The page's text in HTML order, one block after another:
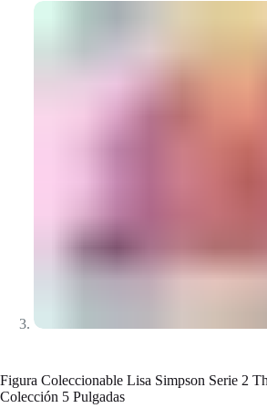
Figura Coleccionable Lisa Simpson Serie 2
Colección 5 Pulgadas